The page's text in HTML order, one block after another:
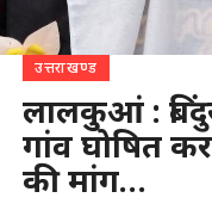
उत्तराखण्ड
लालकुआं :
गांव घोषित
की मांग…